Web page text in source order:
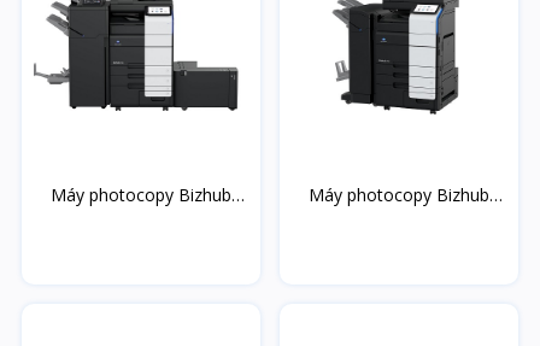
Máy photocopy Bizhub
Máy photocopy Bizhub